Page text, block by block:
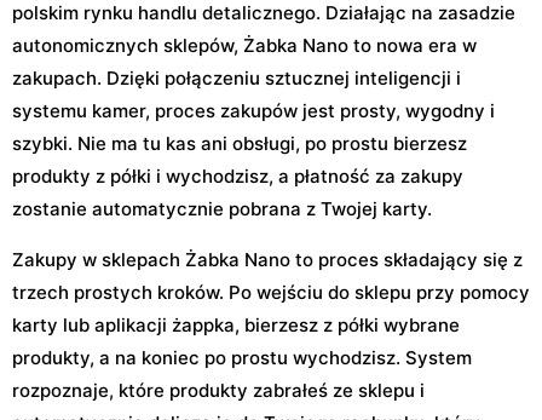
polskim rynku handlu detalicznego. Działając na zasadzie
autonomicznych sklepów, Żabka Nano to nowa era w
zakupach. Dzięki połączeniu sztucznej inteligencji i
systemu kamer, proces zakupów jest prosty, wygodny i
szybki. Nie ma tu kas ani obsługi, po prostu bierzesz
produkty z półki i wychodzisz, a płatność za zakupy
zostanie automatycznie pobrana z Twojej karty.
Zakupy w sklepach Żabka Nano to proces składający się z
trzech prostych kroków. Po wejściu do sklepu przy pomocy
karty lub aplikacji żappka, bierzesz z półki wybrane
produkty, a na koniec po prostu wychodzisz. System
rozpoznaje, które produkty zabrałeś ze sklepu i